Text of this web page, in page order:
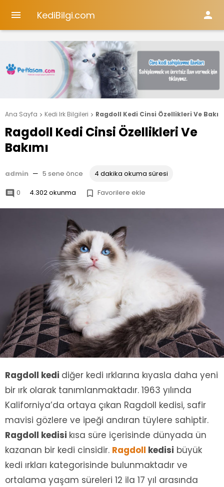
 KediBilgi.com 
Ana Sayfa  Kedi Irk Bilgileri  Ragdoll Kedi Cinsi Özellikleri Ve
Ragdoll Kedi Cinsi Özellikleri Ve
Bakımı
admin — 5 sene önce 4 dakika okuma süresi
 0 4.302 okunma  Favorilere ekle
Ragdoll kedi diğer kedi ırklarına kıyasla daha yeni
bir ırk olarak tanımlanmaktadır. 1963 yılında
Kaliforniya’da ortaya çıkan Ragdoll kedisi, safir
mavisi gözlere ve ipeği andıran tüylere sahiptir.
Ragdoll kedisi kısa süre içerisinde dünyada ün
kazanan bir kedi cinsidir. Ragdoll kedisi büyük
kedi ırkları kategorisinde bulunmaktadır ve
ortalama yaşam süreleri 12 ila 17 yıl arasında